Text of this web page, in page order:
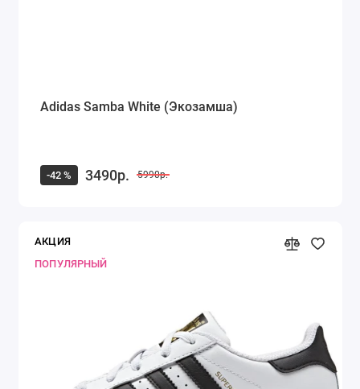
Adidas Samba White (Экозамша)
-42 % 3490р. 5990р.
АКЦИЯ
ПОПУЛЯРНЫЙ